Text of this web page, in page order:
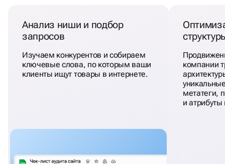
Анализ ниши и подбор
запросов
Изучаем конкурентов и собираем
ключевые слова, по которым ваши
клиенты ищут товары в интернете.
компании
метатеги,
и